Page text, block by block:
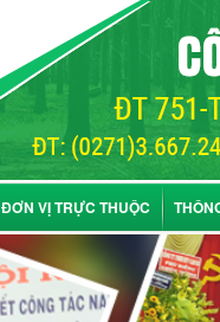
ĐƠN VỊ TRỰC THUỘC